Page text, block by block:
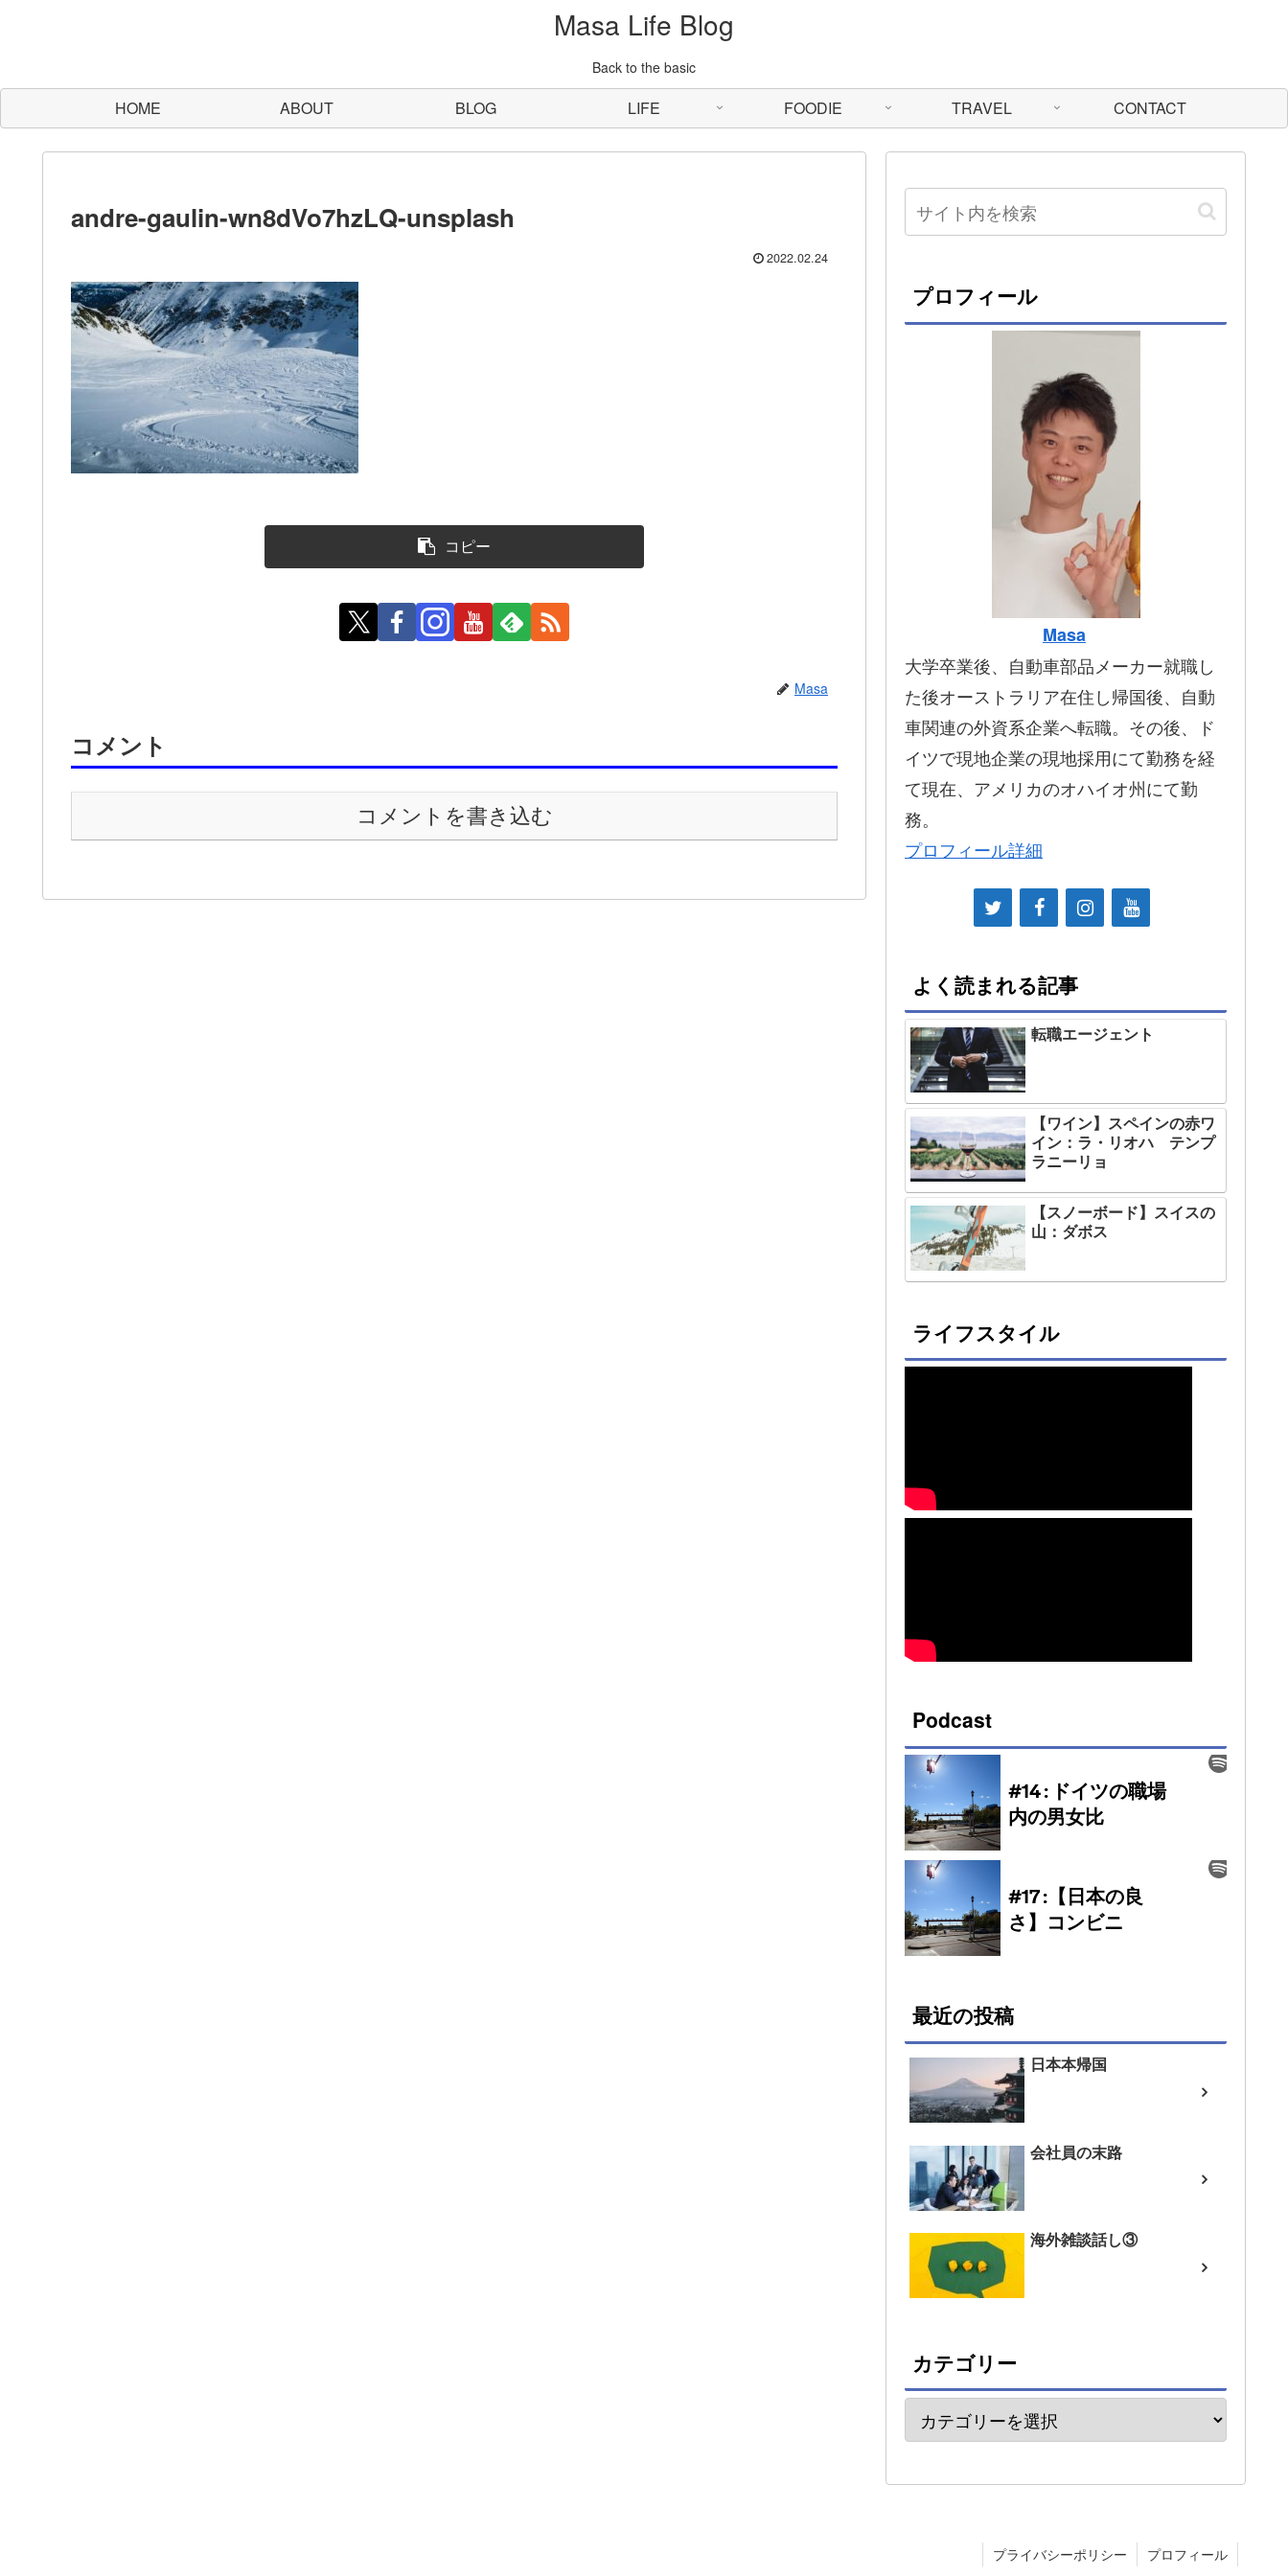
Masa Life Blog
Back to the basic
HOME ABOUT BLOG LIFE FOODIE TRAVEL CONTACT
andre-gaulin-wn8dVo7hzLQ-unsplash
2022.02.24
コピー
Masa
コメント
コメントを書き込む
プロフィール
Masa
大学卒業後、自動車部品メーカー就職し
た後オーストラリア在住し帰国後、自動
車関連の外資系企業へ転職。その後、ド
イツで現地企業の現地採用にて勤務を経
て現在、アメリカのオハイオ州にて勤
務。
プロフィール詳細
よく読まれる記事
転職エージェント
【ワイン】スペインの赤ワ
イン：ラ・リオハ テンプ
ラニーリョ
【スノーボード】スイスの
山：ダボス
ライフスタイル
Podcast
最近の投稿
日本本帰国
会社員の末路
海外雑談話し③
カテゴリー
プライバシーポリシー
プロフィール